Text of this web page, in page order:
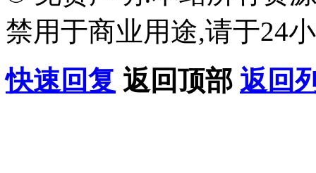
禁用于商业用途,请于24
快速回复 返回顶部 返回